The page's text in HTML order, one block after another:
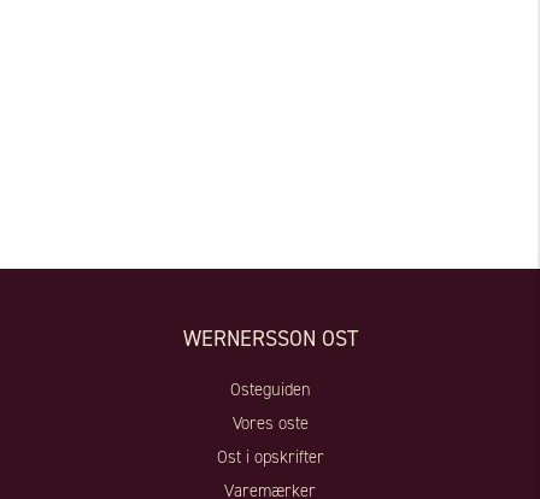
WERNERSSON OST
Osteguiden
Vores oste
Ost i opskrifter
Varemærker